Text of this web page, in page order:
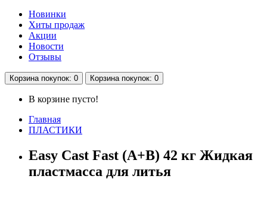
Новинки
Хиты продаж
Акции
Новости
Отзывы
Корзинапокупок: 0 Корзинапокупок: 0
В корзине пусто!
Главная
ПЛАСТИКИ
Easy Cast Fast (A+B) 42 кг Жидкая
пластмасса для литья